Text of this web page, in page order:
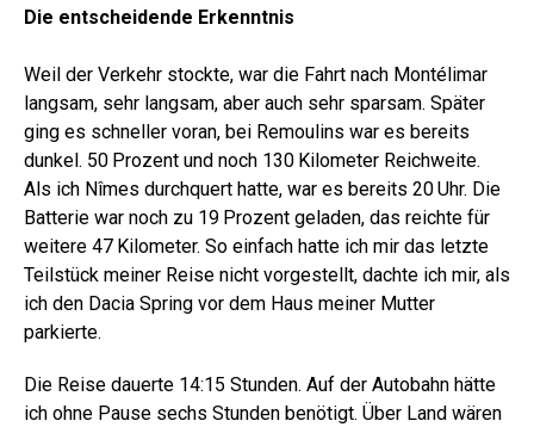
Die entscheidende Erkenntnis
Weil der Verkehr stockte, war die Fahrt nach Montélimar
langsam, sehr langsam, aber auch sehr sparsam. Später
ging es schneller voran, bei Remoulins war es bereits
dunkel. 50 Prozent und noch 130 Kilometer Reichweite.
Als ich Nîmes durchquert hatte, war es bereits 20 Uhr. Die
Batterie war noch zu 19 Prozent geladen, das reichte für
weitere 47 Kilometer. So einfach hatte ich mir das letzte
Teilstück meiner Reise nicht vorgestellt, dachte ich mir, als
ich den Dacia Spring vor dem Haus meiner Mutter
parkierte.
Die Reise dauerte 14:15 Stunden. Auf der Autobahn hätte
ich ohne Pause sechs Stunden benötigt. Über Land wären